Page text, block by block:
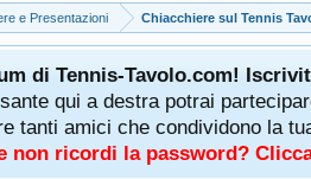
e Presentazioni Chiacchiere sul Tennis
di Tennis-Tavolo.com!
qui a destra potrai
tanti amici che condividono la
non ricordi la password?